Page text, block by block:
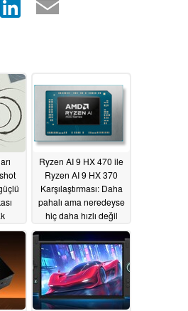
Ryzen AI 9 HX 470 ile
Ryzen AI 9 HX 370
Karşılaştırması: Daha
pahalı ama neredeyse
hiç daha hızlı değil
06/24/2026